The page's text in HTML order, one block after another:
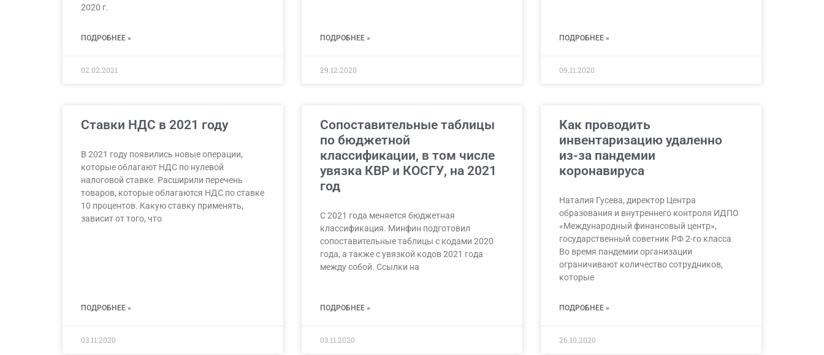
2020 г.
ПОДРОБНЕЕ »
02.02.2021
ПОДРОБНЕЕ »
29.12.2020
ПОДРОБНЕЕ »
09.11.2020
Ставки НДС в 2021 году
В 2021 году появились новые операции,
которые облагают НДС по нулевой
налоговой ставке. Расширили перечень
товаров, которые облагаются НДС по ставке
10 процентов. Какую ставку применять,
зависит от того, что
ПОДРОБНЕЕ »
03.11.2020
Сопоставительные таблицы
по бюджетной
классификации, в том числе
увязка КВР и КОСГУ, на 2021
год
С 2021 года меняется бюджетная
классификация. Минфин подготовил
сопоставительные таблицы с кодами 2020
года, а также с увязкой кодов 2021 года
между собой. Ссылки на
ПОДРОБНЕЕ »
03.11.2020
Как проводить
инвентаризацию удаленно
из-за пандемии
коронавируса
Наталия Гусева, директор Центра
образования и внутреннего контроля ИДПО
«Международный финансовый центр»,
государственный советник РФ 2-го класса
Во время пандемии организации
ограничивают количество сотрудников,
которые
ПОДРОБНЕЕ »
26.10.2020